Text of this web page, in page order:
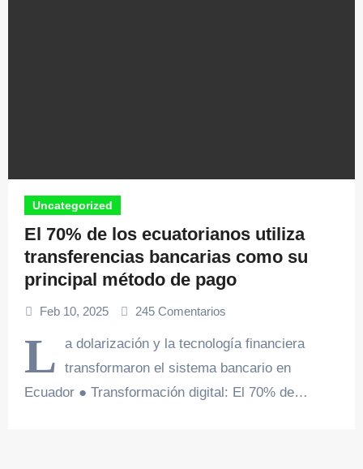
Uncategorized
El 70% de los ecuatorianos utiliza
transferencias bancarias como su
principal método de pago
Feb 10, 2025 245 Comentarios
L
a dolarización y la tecnología financiera
transformaron el sistema bancario en
Ecuador ● Transformación digital: El 70% de…